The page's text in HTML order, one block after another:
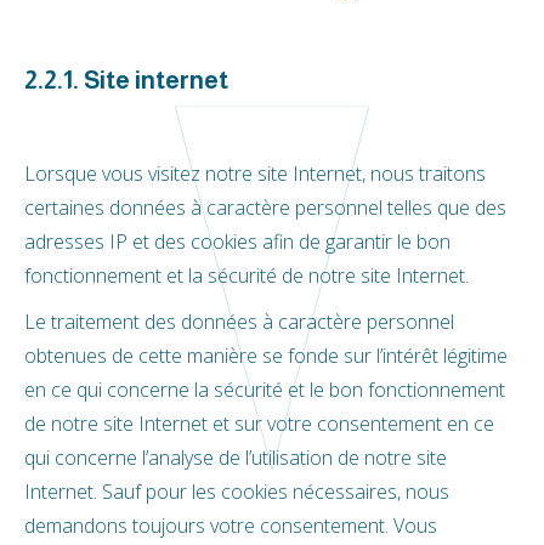
2.2.1. Site internet
Lorsque vous visitez notre site Internet, nous traitons
certaines données à caractère personnel telles que des
adresses IP et des cookies afin de garantir le bon
fonctionnement et la sécurité de notre site Internet.
Le traitement des données à caractère personnel
obtenues de cette manière se fonde sur l’intérêt légitime
en ce qui concerne la sécurité et le bon fonctionnement
de notre site Internet et sur votre consentement en ce
qui concerne l’analyse de l’utilisation de notre site
Internet. Sauf pour les cookies nécessaires, nous
demandons toujours votre consentement. Vous